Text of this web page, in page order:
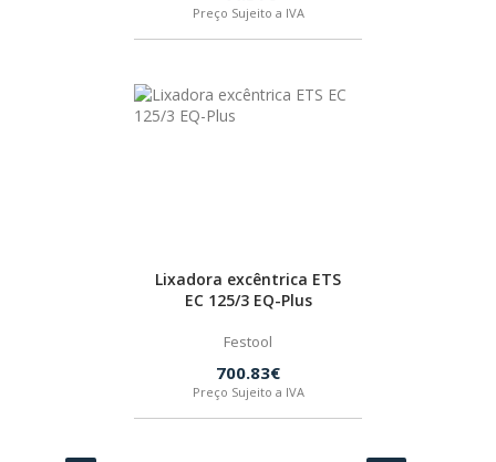
Preço Sujeito a IVA
Lixadora excêntrica ETS
EC 125/3 EQ-Plus
Festool
700.83€
Preço Sujeito a IVA